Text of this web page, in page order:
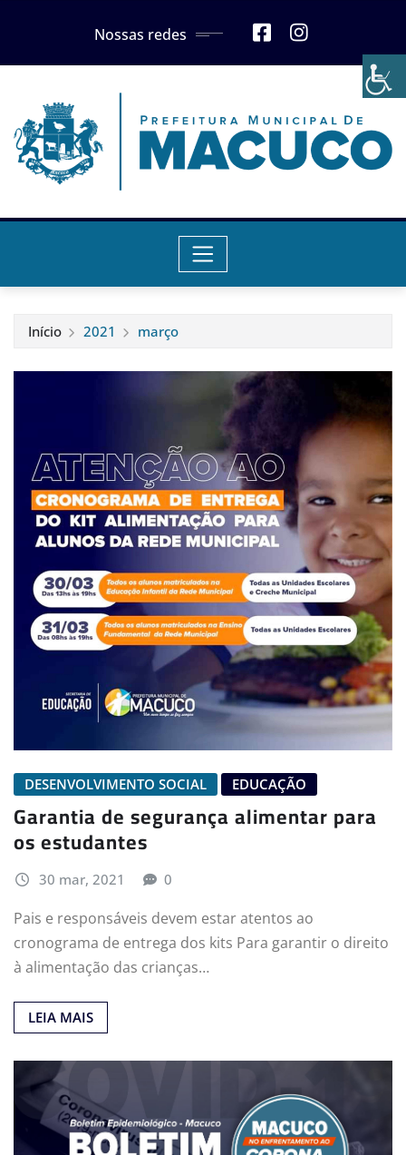
Nossas redes
Início 2021 março
DESENVOLVIMENTO SOCIAL EDUCAÇÃO
Garantia de segurança alimentar para
os estudantes
30 mar, 2021 0
Pais e responsáveis devem estar atentos ao
cronograma de entrega dos kits Para garantir o direito
à alimentação das crianças…
LEIA MAIS